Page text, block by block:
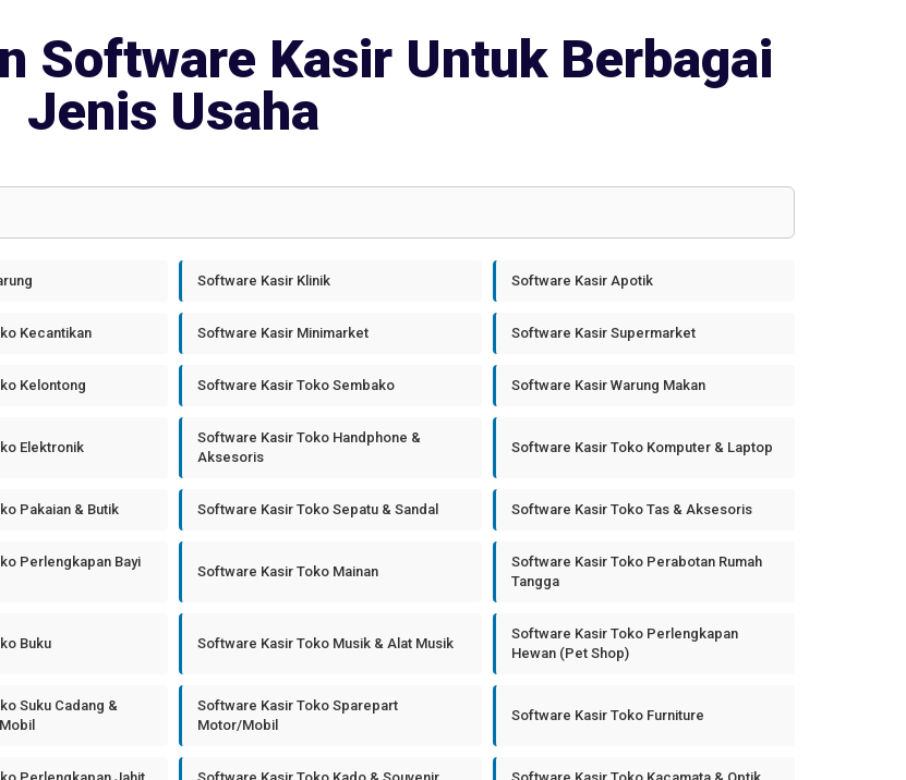
Software Kasir Untuk Berbagai
Jenis Usaha
Software Kasir Klinik Software Kasir Apotik
Kecantikan Software Kasir Minimarket Software Kasir Supermarket
Kelontong Software Kasir Toko Sembako Software Kasir Warung Makan
Elektronik
Software Kasir Toko Handphone &
Aksesoris
Software Kasir Toko Komputer & Laptop
Pakaian & Butik Software Kasir Toko Sepatu & Sandal Software Kasir Toko Tas & Aksesoris
Perlengkapan Bayi
Software Kasir Toko Mainan
Software Kasir Toko Perabotan Rumah
Tangga
Buku Software Kasir Toko Musik & Alat Musik
Software Kasir Toko Perlengkapan
Hewan (Pet Shop)
Suku Cadang &
Software Kasir Toko Sparepart
Motor/Mobil
Software Kasir Toko Furniture